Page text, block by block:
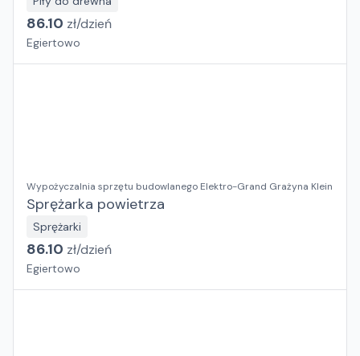
86.10 zł/dzień
Egiertowo
Wypożyczalnia sprzętu budowlanego Elektro-Grand Grażyna Klein
Sprężarka powietrza
Sprężarki
86.10 zł/dzień
Egiertowo